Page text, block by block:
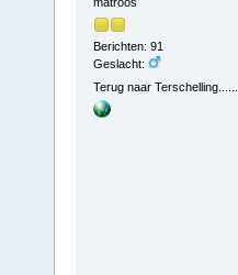
Berichten: 91
Geslacht:
Terug naar Terschelling......